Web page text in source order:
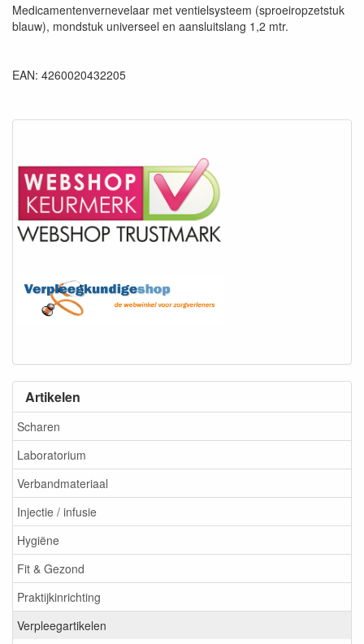
Artikelen
Scharen
Laboratorium
Verbandmateriaal
Injectie / infusie
Hygiëne
Fit & Gezond
Praktijkinrichting
Verpleegartikelen
Medicamentenvernevelaar met ventielsysteem (sproeiropzetstuk
blauw), mondstuk universeel en aansluitslang 1,2 mtr.
EAN: 4260020432205